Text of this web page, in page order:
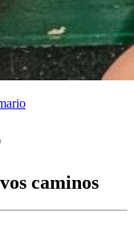
caminos